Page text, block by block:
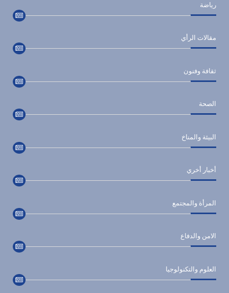
رياضة
مقالات الرأي
ثقافة وفنون
الصحة
البيئة والمناخ
أخبار أخري
المرأة والمجتمع
الامن والدفاع
العلوم والتكنولوجيا